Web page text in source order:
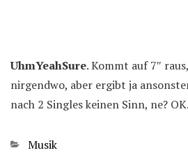
UhmYeahSure. Kommt auf 7″
nirgendwo, aber ergibt ja
nach 2 Singles keinen Sinn, ne? OK.
Kategorien
Musik